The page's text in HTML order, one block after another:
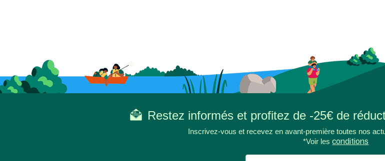
Restez informés et profitez de -25€ de
Inscrivez-vous et recevez en avant-première toutes nos
*Voir lesconditions